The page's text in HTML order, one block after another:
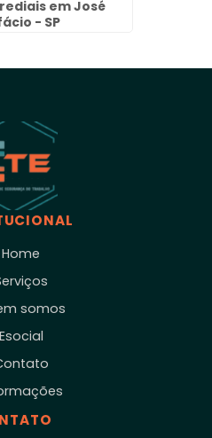
em José
- SP
Home
somos
Esocial